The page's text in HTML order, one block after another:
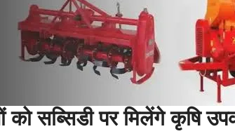
को सब्सिडी पर मिलेंगे कृषि